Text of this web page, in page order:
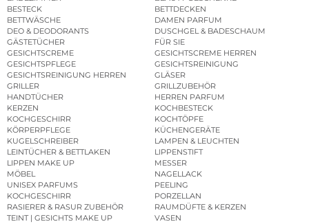
BESTECK
BETTDECKEN
BETTWÄSCHE
DAMEN PARFUM
DEO & DEODORANTS
DUSCHGEL & BADESCHAUM
GÄSTETÜCHER
FÜR SIE
GESICHTSCREME
GESICHTSCREME HERREN
GESICHTSPFLEGE
GESICHTSREINIGUNG
GESICHTSREINIGUNG HERREN
GLÄSER
GRILLER
GRILLZUBEHÖR
HANDTÜCHER
HERREN PARFUM
KERZEN
KOCHBESTECK
KOCHGESCHIRR
KOCHTÖPFE
KÖRPERPFLEGE
KÜCHENGERÄTE
KUGELSCHREIBER
LAMPEN & LEUCHTEN
LEINTÜCHER & BETTLAKEN
LIPPENSTIFT
LIPPEN MAKE UP
MESSER
MÖBEL
NAGELLACK
UNISEX PARFUMS
PEELING
KOCHGESCHIRR
PORZELLAN
RASIERER & RASUR ZUBEHÖR
RAUMDÜFTE & KERZEN
TEINT | GESICHTS MAKE UP
VASEN